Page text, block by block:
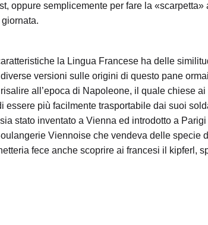
oppure semplicemente per fare la
la Lingua Francese ha delle
versioni sulle origini di questo pane
all’epoca di Napoleone, il quale chiese
essere più facilmente trasportabile dai suoi
stato inventato a Vienna ed introdotto a
Viennoise che vendeva delle specie
fece anche scoprire ai francesi il kipferl,